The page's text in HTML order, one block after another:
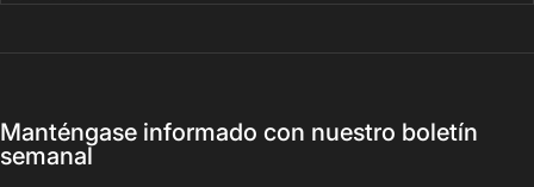
Manténgase informado con nuestro boletín
semanal